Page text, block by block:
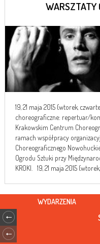
WARSZTATY
19, 21 maja 2015 (wtorek,
choreograficzne: repertuar/
Krakowskim Centrum
ramach współpracy
Choreograficznego
Ogrodu Sztuki przy
KROKI. 19, 21 maja 2015 (wtorek,...
WYDARZENIA